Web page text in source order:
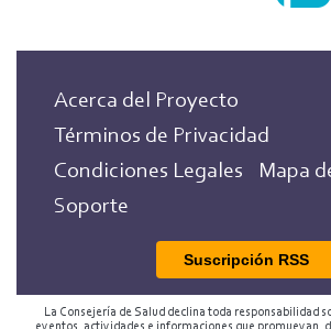
Acerca del Proyecto
Términos de Privacidad
Condiciones Legales
Mapa
Soporte
Suscripción RSS
La Consejería de Salud declina toda responsabilidad